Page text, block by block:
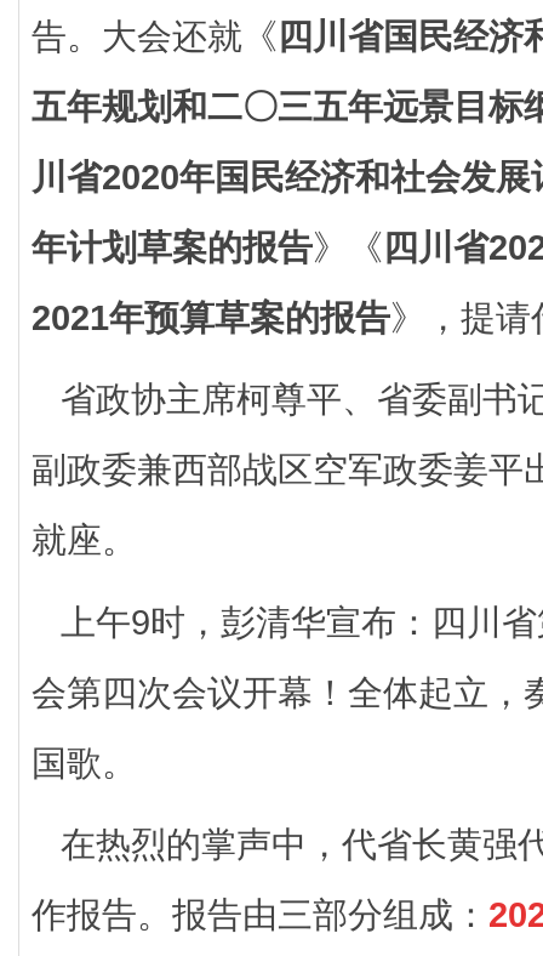
告。大会还就《 四川省国民经济
五年规划和二〇三五年远景目标
川省2020年国民经济和社会发
年计划草案的报告》《 四川省
2021年预算草案的报告》，提请
省政协主席柯尊平、省委副书
副政委兼西部战区空军政委姜平
就座。
上午9时，彭清华宣布：四川
会第四次会议开幕！全体起立，
国歌。
在热烈的掌声中，代省长黄强
作报告。报告由三部分组成：